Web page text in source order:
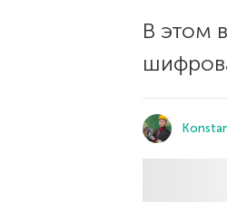
В этом